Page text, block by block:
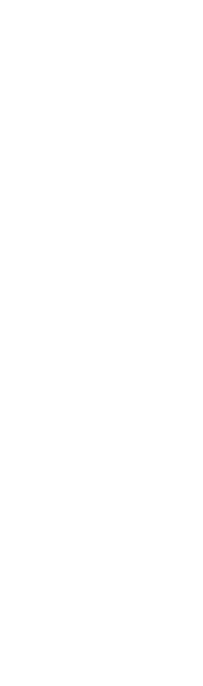
更 乳幼児・小中高
20年度から令和元年
セス可能です